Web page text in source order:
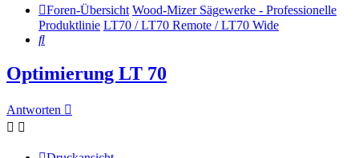
Foren-Übersicht Wood-Mizer Sägewerke - Professionelle
Produktlinie LT70 / LT70 Remote / LT70 Wide
Suche
Optimierung LT 70
Antworten